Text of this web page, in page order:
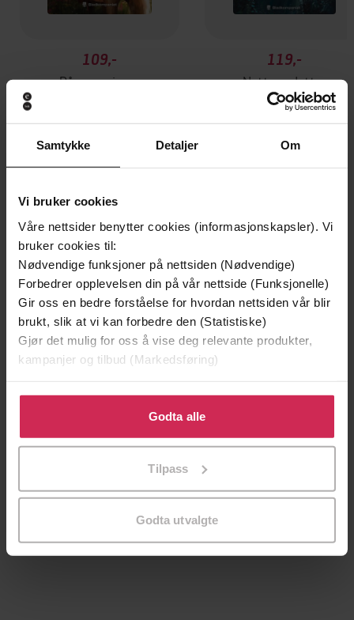
Samtykke Detaljer Om
Vi bruker cookies
Våre nettsider benytter cookies (informasjonskapsler). Vi
bruker cookies til:
Nødvendige funksjoner på nettsiden (Nødvendige)
Forbedrer opplevelsen din på vår nettside (Funksjonelle)
Gir oss en bedre forståelse for hvordan nettsiden vår blir
brukt, slik at vi kan forbedre den (Statistiske)
Gjør det mulig for oss å vise deg relevante produkter,
kampanjer og tilbud (Markedsføring)
Klikk på «Godta alle» for å gi oss ditt samtykke til å
bruke cookies for alle disse formålene. Du kan også
tilpasse ditt samtykke til spesifikke formål ved å klikke
Godta alle
Tilpass
Godta utvalgte
109,-
På egne vinger
119,-
Nattens datter
Stine Langtangen
Andre har også kjøpt
Premium
Vinner av Rivertonprisen
199,-
EBOK
Første gang på tilbud
349,-
EBOK